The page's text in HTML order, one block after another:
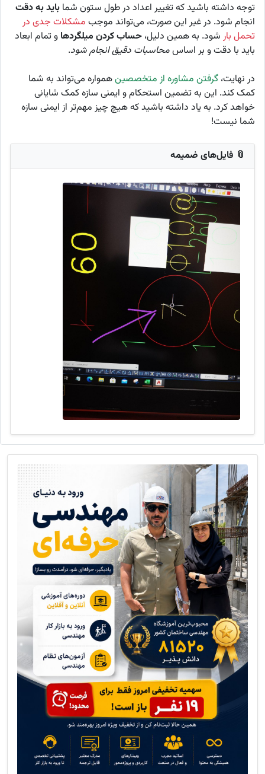
توجه داشته باشید که تغییر اعداد در طول ستون شما باید به دقت
انجام شود. در غیر این صورت، می‌تواند موجب مشکلات جدی در
تحمل بار شود. به همین دلیل، حساب کردن میلگردها و تمام ابعاد
باید با دقت و بر اساسمحاسبات دقیق انجام شود.
در نهایت، گرفتن مشاوره از متخصصینهمواره می‌تواند به شما
کمک کند. این به تضمین استحکام و ایمنی سازه کمک شایانی
خواهد کرد. به یاد داشته باشید که هیچ چیز مهم‌تر از ایمنی سازه
شما نیست!
📎 فایل‌های ضمیمه